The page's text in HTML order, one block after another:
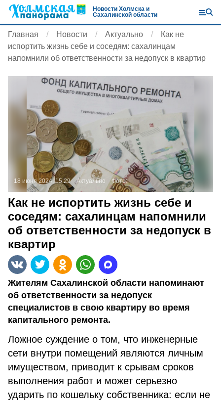
Новости Холмска и
Сахалинской области
Главная Новости Актуально
Как не
испортить жизнь себе и соседям: сахалинцам
напомнили об ответственности за недопуск в квартир
18 июня 2024, 15:29 Актуально Фото:
Как не испортить жизнь себе и
соседям: сахалинцам напомнили
об ответственности за недопуск в
квартир
Жителям Сахалинской области напоминают
об ответственности за недопуск
специалистов в свою квартиру во время
капитального ремонта.
Ложное суждение о том, что инженерные
сети внутри помещений являются личным
имуществом, приводит к срывам сроков
выполнения работ и может серьезно
ударить по кошельку собственника: если не